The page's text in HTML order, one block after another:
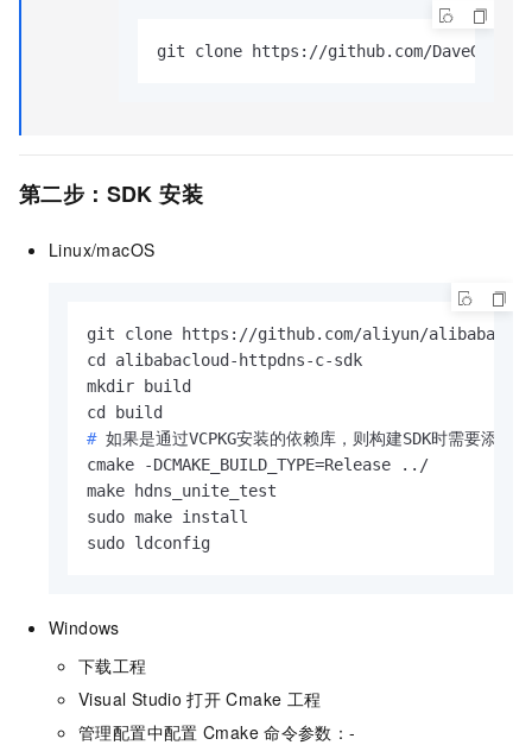
git clone https://github.com/
第二步：SDK 安装
Linux/macOS
git clone https://github.com/aliyun/
cd alibabacloud-httpdns-c-sdk
mkdir build
# 如果是通过VCPKG安装的依赖库，则构建SDK时需要添加
cmake -DCMAKE_BUILD_TYPE=Release ../
make hdns_unite_test
sudo make install
sudo ldconfig
Windows
下载工程
Visual Studio 打开 Cmake 工程
管理配置中配置 Cmake 命令参数：-